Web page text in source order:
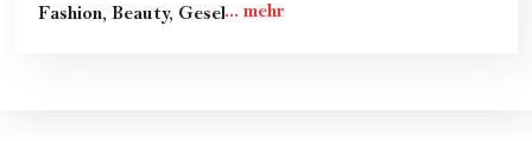
Fashion, Beauty, Gesellschaft